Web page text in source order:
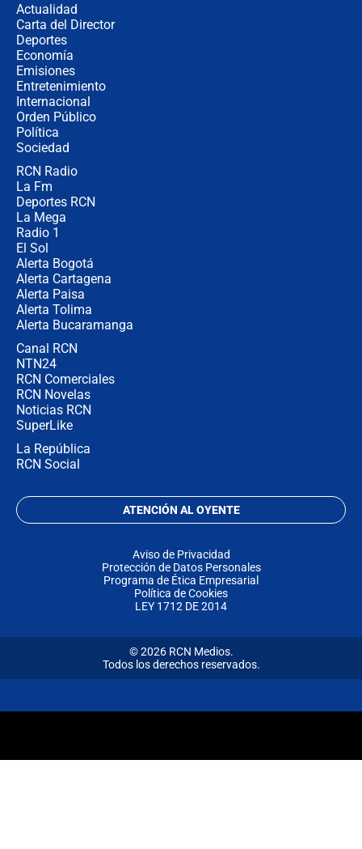
Actualidad
Carta del Director
Deportes
Economía
Emisiones
Entretenimiento
Internacional
Orden Público
Política
Sociedad
RCN Radio
La Fm
Deportes RCN
La Mega
Radio 1
El Sol
Alerta Bogotá
Alerta Cartagena
Alerta Paisa
Alerta Tolima
Alerta Bucaramanga
Canal RCN
NTN24
RCN Comerciales
RCN Novelas
Noticias RCN
SuperLike
La República
RCN Social
ATENCIÓN AL OYENTE
Aviso de Privacidad
Protección de Datos Personales
Programa de Ética Empresarial
Política de Cookies
LEY 1712 DE 2014
© 2026 RCN Medios.
Todos los derechos reservados.